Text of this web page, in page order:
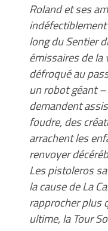
Roland et ses
long du Sentier
émissaires de la
défroqué au
un robot géant
demandent
foudre, des
arrachent les
renvoyer
Les pistoleros
la cause de La
rapprocher plus
ultime, la Tour